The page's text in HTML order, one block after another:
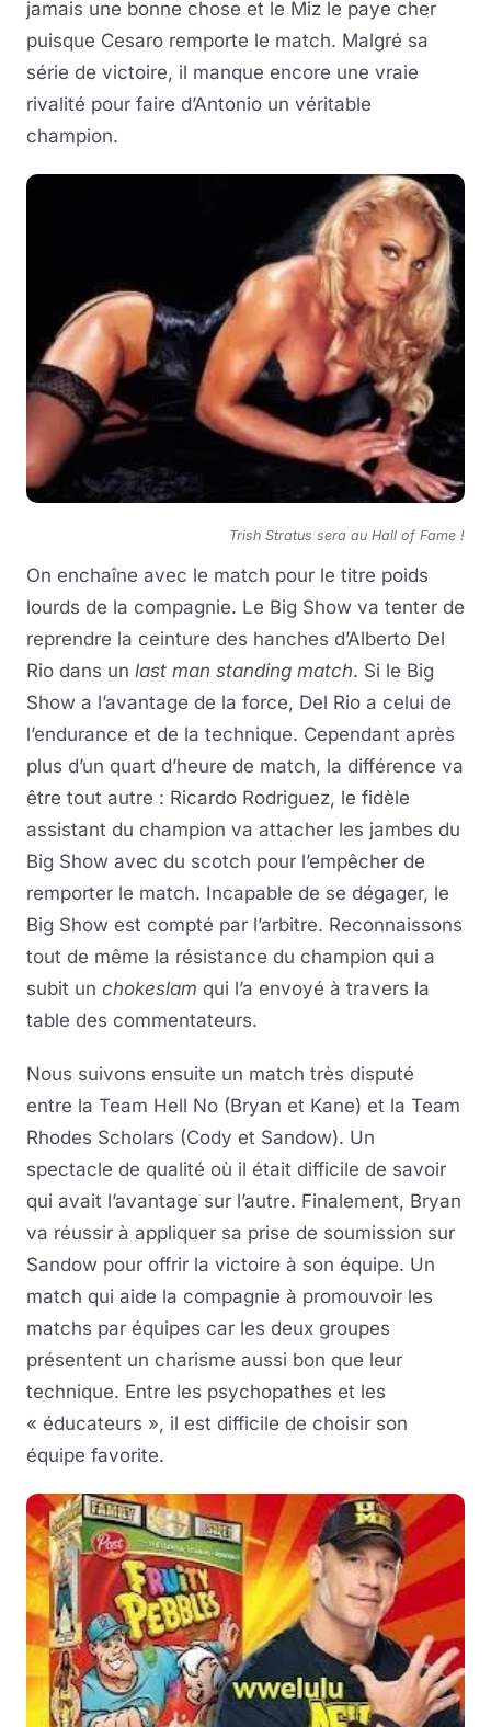
jamais une bonne chose et le Miz le paye cher
puisque Cesaro remporte le match. Malgré sa
série de victoire, il manque encore une vraie
rivalité pour faire d’Antonio un véritable
champion.
Trish Stratus sera au Hall of Fame !
On enchaîne avec le match pour le titre poids
lourds de la compagnie. Le Big Show va tenter de
reprendre la ceinture des hanches d’Alberto Del
Rio dans un last man standing match. Si le Big
Show a l’avantage de la force, Del Rio a celui de
l’endurance et de la technique. Cependant après
plus d’un quart d’heure de match, la différence va
être tout autre : Ricardo Rodriguez, le fidèle
assistant du champion va attacher les jambes du
Big Show avec du scotch pour l’empêcher de
remporter le match. Incapable de se dégager, le
Big Show est compté par l’arbitre. Reconnaissons
tout de même la résistance du champion qui a
subit un chokeslam qui l’a envoyé à travers la
table des commentateurs.
Nous suivons ensuite un match très disputé
entre la Team Hell No (Bryan et Kane) et la Team
Rhodes Scholars (Cody et Sandow). Un
spectacle de qualité où il était difficile de savoir
qui avait l’avantage sur l’autre. Finalement, Bryan
va réussir à appliquer sa prise de soumission sur
Sandow pour offrir la victoire à son équipe. Un
match qui aide la compagnie à promouvoir les
matchs par équipes car les deux groupes
présentent un charisme aussi bon que leur
technique. Entre les psychopathes et les
« éducateurs », il est difficile de choisir son
équipe favorite.